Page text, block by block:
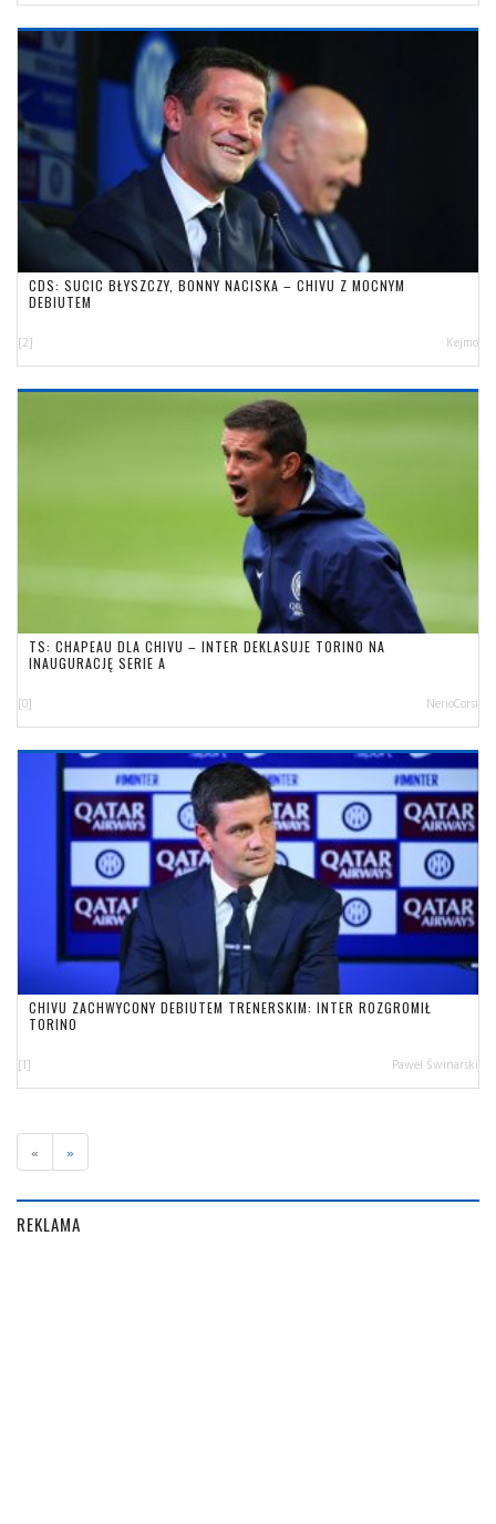
CDS: SUCIC BŁYSZCZY, BONNY NACISKA – CHIVU Z MOCNYM
DEBIUTEM
[2] Kejmo
TS: CHAPEAU DLA CHIVU – INTER DEKLASUJE TORINO NA
INAUGURACJĘ SERIE A
[0] NerioCorsi
CHIVU ZACHWYCONY DEBIUTEM TRENERSKIM: INTER ROZGROMIŁ
TORINO
[1] Paweł Świnarski
« »
REKLAMA